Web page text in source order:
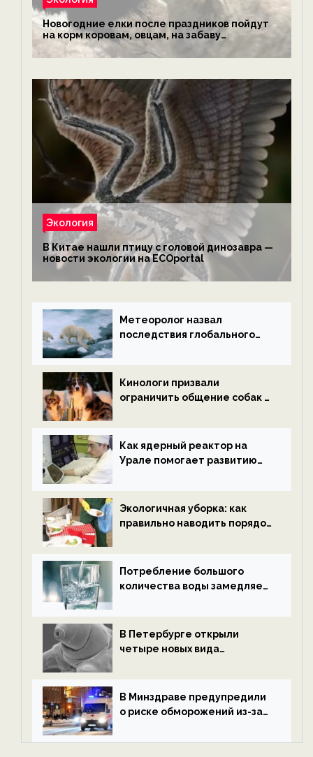
Новогодние елки после праздников пойдут
на корм коровам, овцам, на забаву
обезьянам, львам и леопардам — новости
экологии на ECOportal
Экология
В Китае нашли птицу с головой динозавра —
новости экологии на ECOportal
Метеоролог назвал
последствия глобального
ECOportal
Кинологи призвали
ограничить общение собак с
ECOportal
Как ядерный реактор на
Урале помогает развитию
ECOportal
Экологичная уборка: как
правильно наводить порядок
Потребление большого
количества воды замедляет
В Петербурге открыли
четыре новых вида
экологии на ECOportal
В Минздраве предупредили
о риске обморожений из-за
на ECOportal